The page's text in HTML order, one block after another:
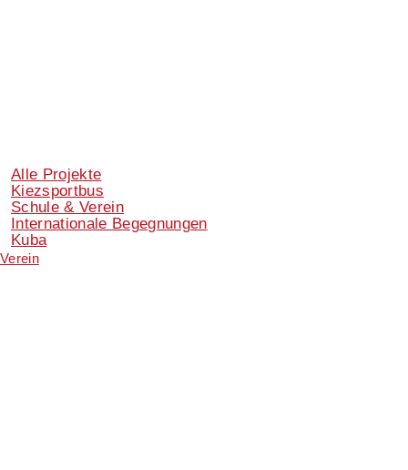
Alle Projekte
Kiezsportbus
Schule & Verein
Internationale Begegnungen
Kuba
Verein